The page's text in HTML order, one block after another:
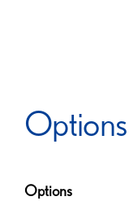
Options
Options